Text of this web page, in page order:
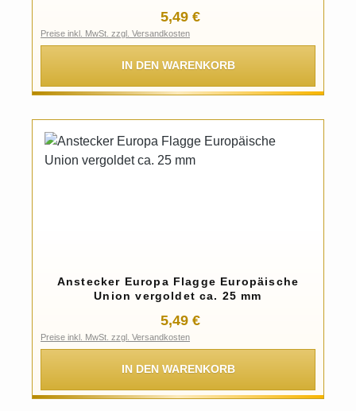
Regulärer Preis:
5,49 €
Preise inkl. MwSt. zzgl. Versandkosten
IN DEN WARENKORB
Anstecker Europa Flagge Europäische
Union vergoldet ca. 25 mm
Regulärer Preis:
5,49 €
Preise inkl. MwSt. zzgl. Versandkosten
IN DEN WARENKORB